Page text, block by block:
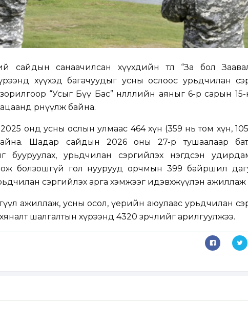
сайдын санаачилсан хүүхдийн төлөө “За бол
хүрээнд хүүхэд багачуудыг усны ослоос урьдчилан
“Усыг Бүү Бас” нөлөөллийн аяныг 6-р сарын
өрнүүлж байна.
онд усны ослын улмаас 464 хүн (359 нь том хүн, 105
Шадар сайдын 2026 оны 27-р тушаалаар
бууруулах, урьдчилан сэргийлэх нэгдсэн
болзошгүй гол нуурууд орчмын 399 байршил
сэргийлэх арга хэмжээг идэвхжүүлэн ажиллаж
эргүүл ажиллаж, усны осол, үерийн аюулаас урьдчилан
шалгалтын хүрээнд 4320 зөрчлийг арилгуулжээ.